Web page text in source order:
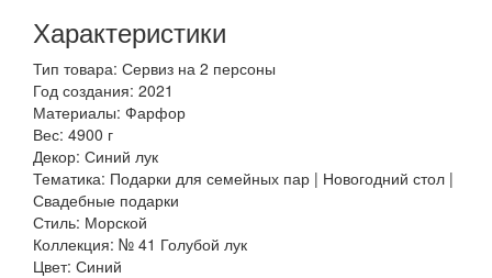
Характеристики
Тип товара: Сервиз на 2 персоны
Год создания: 2021
Материалы: Фарфор
Вес: 4900 г
Декор: Синий лук
Тематика: Подарки для семейных пар | Новогодний стол |
Свадебные подарки
Стиль: Морской
Коллекция: № 41 Голубой лук
Цвет: Синий